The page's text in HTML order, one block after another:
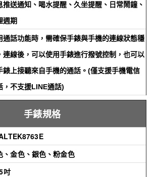
推送通知、喝水提醒、久坐提醒、日常鬧鐘、
週期
通話功能時，需確保手錶與手機的連線狀態穩
連線後，可以使用手錶進行撥號控制，也可以
錶上接聽來自手機的通話。(僅支援手機電信
，不支援LINE通話)
手錶規格
、金色、銀色、粉金色
吋